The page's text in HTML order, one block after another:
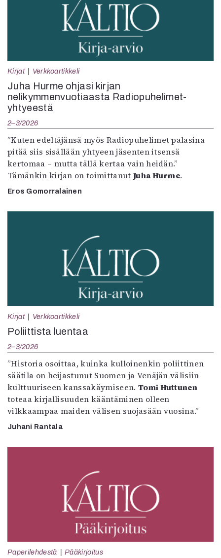
Kirjat Verkkoartikkeli
Juha Hurme ohjasi kirjan
nelikymmenvuotiaasta Radiopuhelimet-
yhtyeestä
2–3/2026
”Kuten edeltäjänsä myös Radiopuhelimet palasina
pitää siis sisällään yhtyeen jäsenten itsensä
kertomaa – mutta tällä kertaa vain heidän.”
Tämänkin kirjan on toimittanut Juha Hurme.
Eros Gomorralainen
Kirjat Verkkoartikkeli
Poliittista luentaa
2–3/2026
”Historia osoittaa, kuinka kulloinenkin poliittinen
säätila on heijastunut Suomen ja Venäjän välisiin
kulttuuriseen kanssakäymiseen. Tomi Huttunen
toteaa kirjallisuuden kääntäminen olleen
vilkkaampaa maiden välisen suojasään vuosina.”
Juhani Rantala
Paperilehdestä Pääkirjoitus